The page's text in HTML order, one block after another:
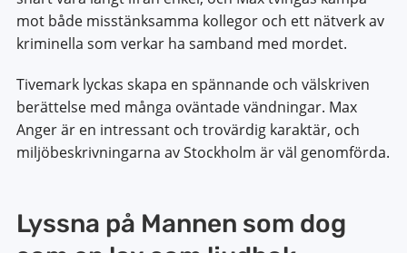
mot både misstänksamma kollegor och ett nätverk av
kriminella som verkar ha samband med mordet.
Tivemark lyckas skapa en spännande och välskriven
berättelse med många oväntade vändningar. Max
Anger är en intressant och trovärdig karaktär, och
miljöbeskrivningarna av Stockholm är väl genomförda.
Lyssna på Mannen som dog